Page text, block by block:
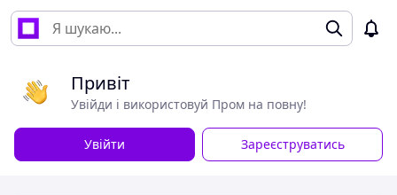
Привіт
Увійди і використовуй Пром на повну!
Увійти Зареєструватись